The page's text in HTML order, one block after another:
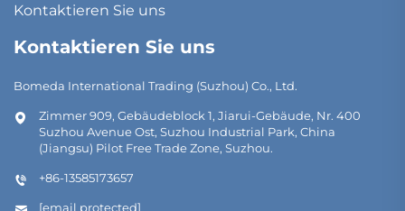
Kontaktieren Sie uns
Kontaktieren Sie uns
Bomeda International Trading (Suzhou) Co., Ltd.
Zimmer 909, Gebäudeblock 1, Jiarui-Gebäude, Nr. 400
Suzhou Avenue Ost, Suzhou Industrial Park, China
(Jiangsu) Pilot Free Trade Zone, Suzhou.
+86-13585173657
[email protected]